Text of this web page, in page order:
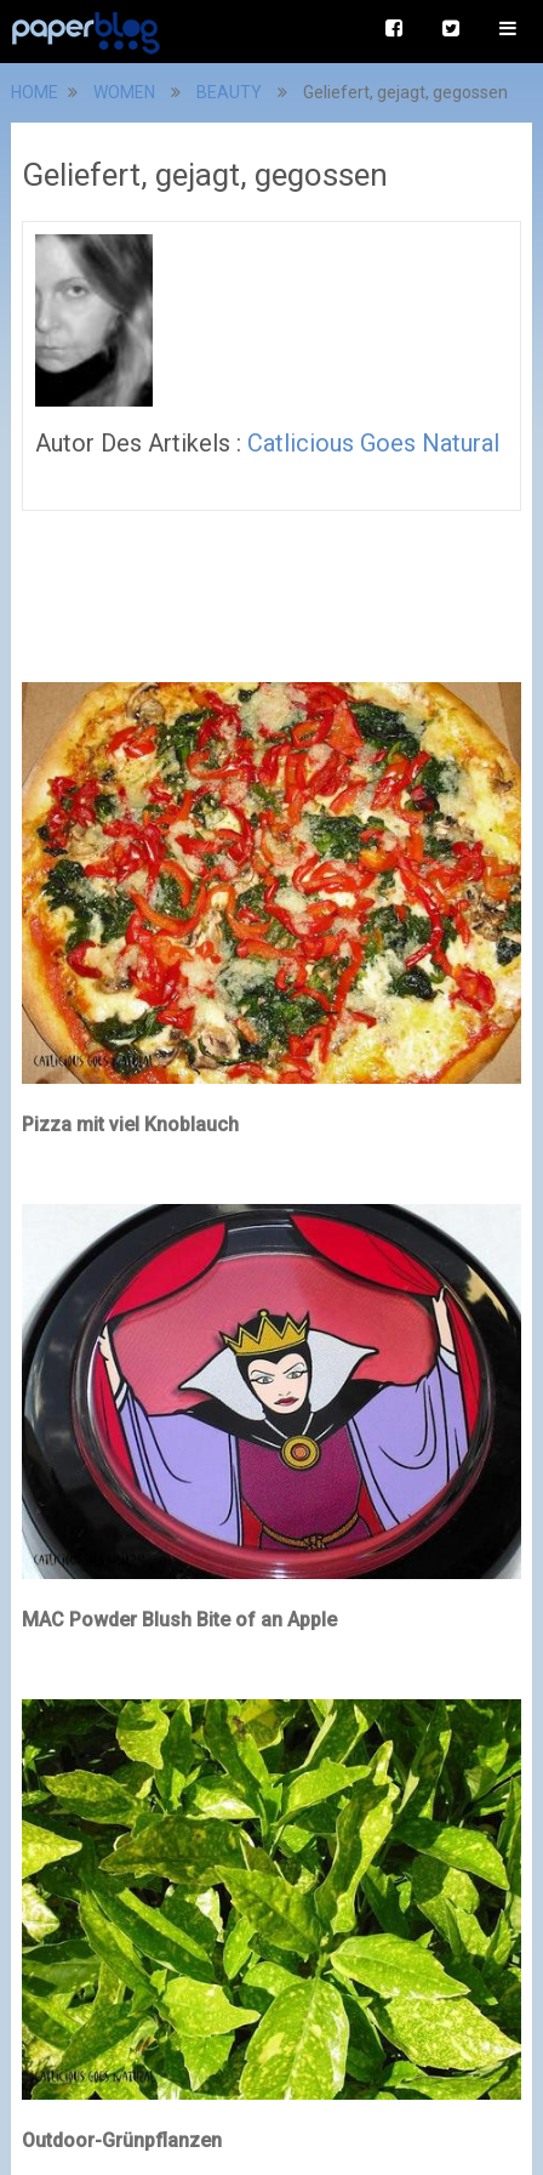
HOME WOMEN BEAUTY Geliefert, gejagt, gegossen
Geliefert, gejagt, gegossen
Autor Des Artikels : Catlicious Goes Natural
Pizza mit viel Knoblauch
MAC Powder Blush Bite of an Apple
Outdoor-Grünpflanzen